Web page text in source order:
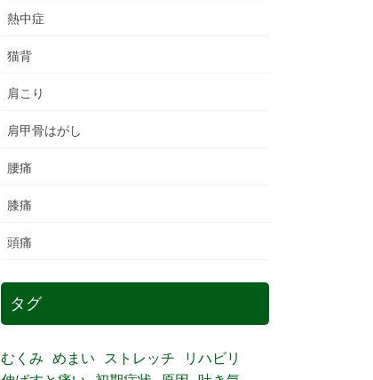
熱中症
猫背
肩こり
肩甲骨はがし
腰痛
膝痛
頭痛
タグ
むくみ めまい ストレッチ
リハビリ